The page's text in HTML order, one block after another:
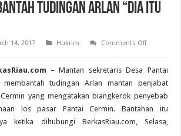
Tudingan Arlan “Dia Itu
14, 2017 Hukrim Comments Offon
Tudingan
Arlan
“Dia
Itu
Bodoh”
– Mantan sekretaris Desa Pantai
membantah tudingan Arlan mantan penjabat
yang mengatakan biangkerok penyebab
los pasar Pantai Cermin. Bantahan itu
ketika dihubungi BerkasRiau.com, Selasa,